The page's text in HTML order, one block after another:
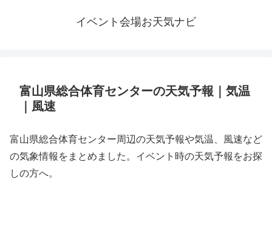
イベント会場お天気ナビ
富山県総合体育センターの天気予報｜気温
｜風速
富山県総合体育センター周辺の天気予報や気温、風速など
の気象情報をまとめました。イベント時の天気予報をお探
しの方へ。